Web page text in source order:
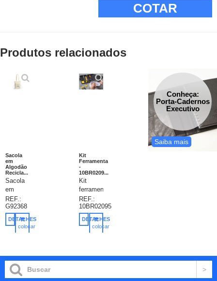
COTAR
Produtos relacionados
Sacola
em
Algodão
Recicla...
Sacola
em
algodão
reciclado,
sacola
em
100%
g/m²)
com
REF.:
G92368
DETALHES
colocar
Kit
Ferramenta
-
10BR0209...
Kit
ferramenta
11
peças
em
estojo
plástico.
REF.:
10BR02095
DETALHES
colocar
Conheça:
Porta-Cadernos
Executivo
Saiba mais